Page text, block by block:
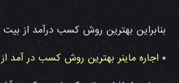
بنابراین بهترین روش کسب درآمد از
* اجاره ماینر بهترین روش کسب در آمد